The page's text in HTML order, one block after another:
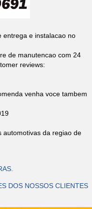
entrega e instalacao no
de manutencao com 24
reviews:
venha voce tambem
automotivas da regiao de
DOS NOSSOS CLIENTES